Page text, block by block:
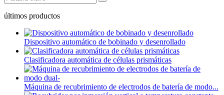
últimos productos
Dispositivo automático de bobinado y desenrollado
Clasificadora automática de células prismáticas
Máquina de recubrimiento de electrodos de batería de modo...